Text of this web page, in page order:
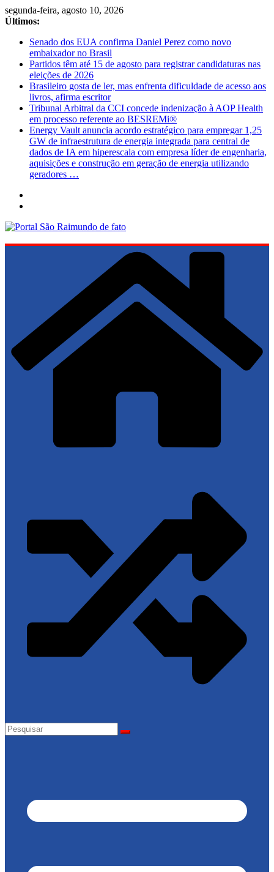
Pular
para
conteúdo
segunda-feira, agosto 10, 2026
Últimos:
Senado dos EUA confirma Daniel Perez como novo
embaixador no Brasil
Partidos têm até 15 de agosto para registrar candidaturas nas
eleições de 2026
Brasileiro gosta de ler, mas enfrenta dificuldade de acesso aos
livros, afirma escritor
Tribunal Arbitral da CCI concede indenização à AOP Health
em processo referente ao BESREMi®
Energy Vault anuncia acordo estratégico para empregar 1,25
GW de infraestrutura de energia integrada para central de
dados de IA em hiperescala com empresa líder de engenharia,
aquisições e construção em geração de energia utilizando
geradores …